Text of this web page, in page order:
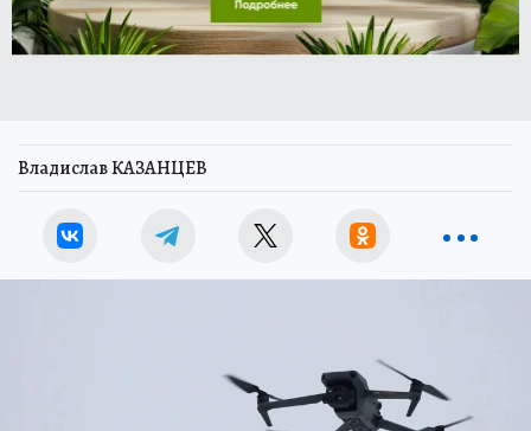
Владислав КАЗАНЦЕВ